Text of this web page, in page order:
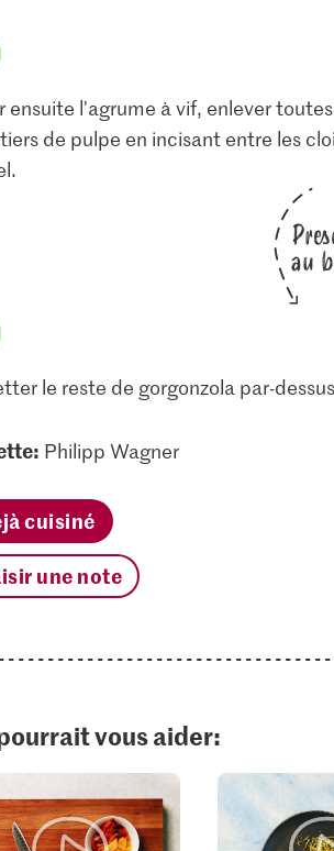
Sun Queen
559
ensuite l'agrume à vif, enlever
de pulpe en incisant entre les
au
le reste de gorgonzola par-
Philipp Wagner
cuisiné
une note
vous aider: